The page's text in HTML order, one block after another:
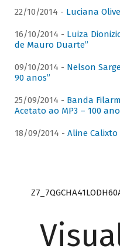
22/10/2014 - Luciana
16/10/2014 - Luiza
de Mauro Duarte”
09/10/2014 - Nelson
90 anos”
25/09/2014 - Banda
Acetato ao MP3 – 100
18/09/2014 - Aline